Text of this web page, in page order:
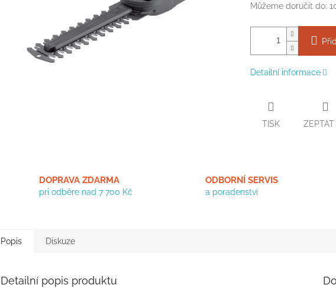
Můžeme doručit do:
Detailní informace
TISK ZEPTAT
DOPRAVA ZDARMA
pri odběre nad 7 700 Kč
ODBORNÍ SERVIS
a poradenství
Popis Diskuze
Detailní popis produktu